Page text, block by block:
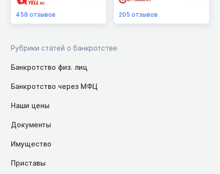
458 отзывов 205отзывов
Рубрики статей о банкротстве
Банкротство физ. лиц
Банкротство через МФЦ
Наши цены
Документы
Имущество
Приставы